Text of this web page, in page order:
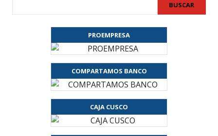
BUSCAR
PROEMPRESA
COMPARTAMOS BANCO
CAJA CUSCO